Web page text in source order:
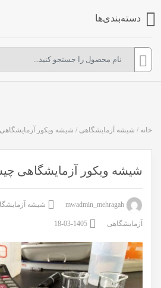
دسته‌بندی‌ها
خانه / شیشه آزمایشگاهی / شیشه ویکور
شیشه ویکور آزمایشگاهی
شیشه
آزمایشگاهی 1405-03-18